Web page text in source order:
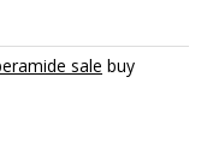
sale buy